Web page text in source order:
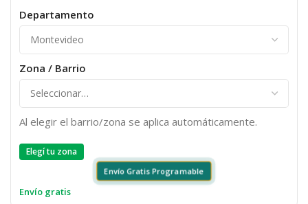
Departamento
Zona / Barrio
Al elegir el barrio/zona se aplica automáticamente.
Elegí tu zona
Envío Gratis Programable
Envío gratis